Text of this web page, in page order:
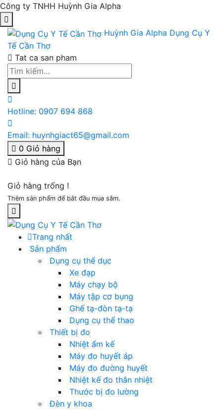
Công ty TNHH Huỳnh Gia Alpha
Huỳnh Gia Alpha Dụng Cụ Y
Tế Cần Thơ
Tat ca san pham
Hotline: 0907 694 868
Email: huynhgiact65@gmail.com
0 Giỏ hàng
Giỏ hàng của Bạn
Giỏ hàng trống !
Thêm sản phẩm để bắt đầu mua sắm.
Trang nhất
Sản phẩm
Dụng cụ thể dục
Xe đạp
Máy chạy bộ
Máy tập cơ bụng
Ghế tạ-đòn tạ-tạ
Dụng cụ thể thao
Thiết bị đo
Nhiệt ẩm kế
Máy đo huyết áp
Máy đo đường huyết
Nhiệt kế đo thân nhiệt
Thước bị đo lường
Đèn y khoa